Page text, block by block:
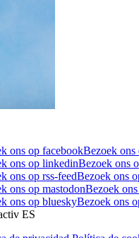
ons op facebookBezoek ons
ons op linkedinBezoek ons
ons op rss-feedBezoek ons
ons op mastodonBezoek
ons op blueskyBezoek ons
ES